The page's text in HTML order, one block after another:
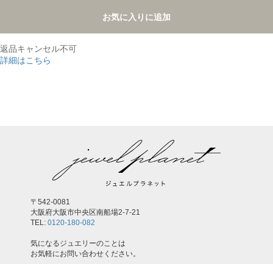
お気に入りに追加
返品キャンセル不可
詳細はこちら
〒542-0081
大阪府大阪市中央区南船場2-7-21
TEL: 0120-180-082
気になるジュエリーのことは
お気軽にお問い合わせください。